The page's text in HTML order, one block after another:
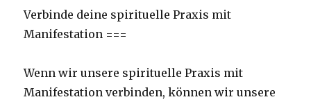
Verbinde deine spirituelle Praxis mit
Manifestation ===
Wenn wir unsere spirituelle Praxis mit
Manifestation verbinden, können wir unsere